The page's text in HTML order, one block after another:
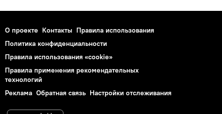
О проекте Контакты Правила использования
Политика конфиденциальности
Правила использования «cookie»
Правила применения рекомендательных
технологий
Реклама Обратная связь Настройки отслеживания